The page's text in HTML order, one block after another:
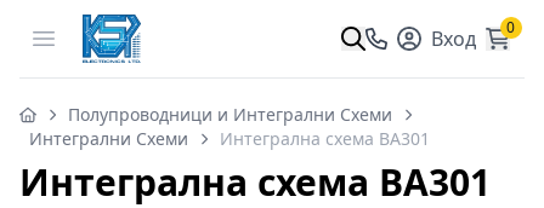
Open menu Вход 0
Полупроводници и Интегрални Схеми
Интегрални Схеми
Интегрална схема BA301
Интегрална схема BA301